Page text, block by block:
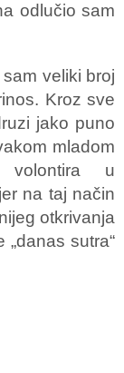
odlučio sam
veliki broj
Kroz sve
jako puno
mladom
u
na taj način
otkrivanja
sutra“